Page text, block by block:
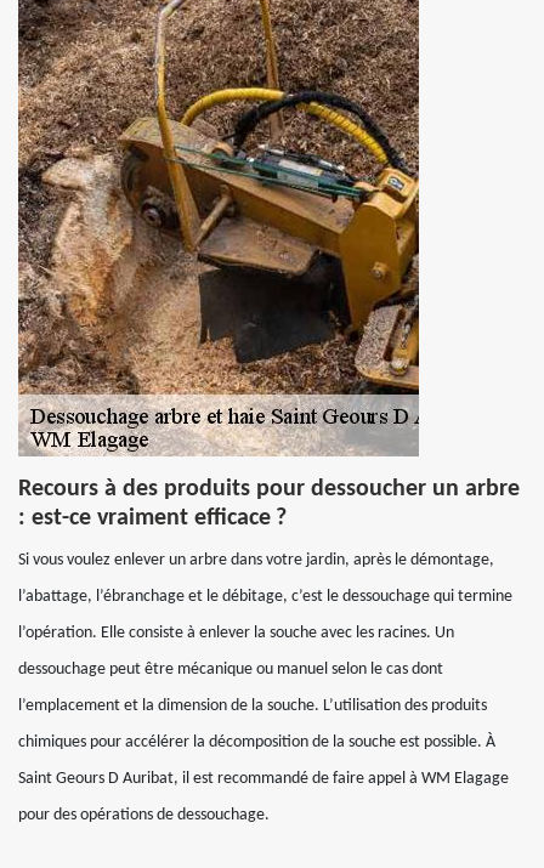
Recours à des produits pour dessoucher un arbre
: est-ce vraiment efficace ?
Si vous voulez enlever un arbre dans votre jardin, après le démontage,
l’abattage, l’ébranchage et le débitage, c’est le dessouchage qui termine
l’opération. Elle consiste à enlever la souche avec les racines. Un
dessouchage peut être mécanique ou manuel selon le cas dont
l’emplacement et la dimension de la souche. L’utilisation des produits
chimiques pour accélérer la décomposition de la souche est possible. À
Saint Geours D Auribat, il est recommandé de faire appel à WM Elagage
pour des opérations de dessouchage.